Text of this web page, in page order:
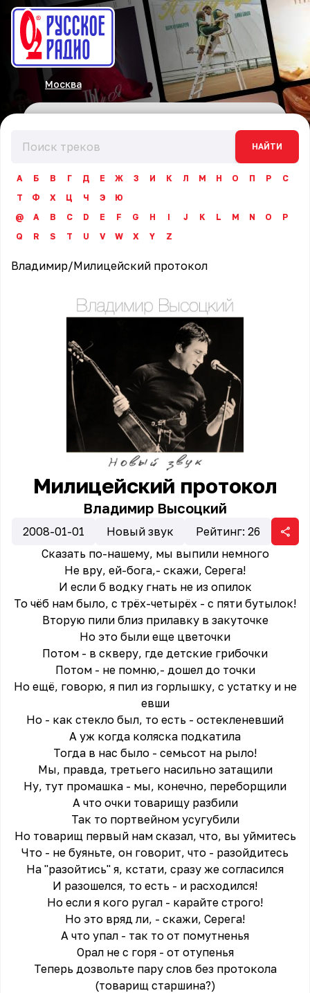
Москва
НАЙТИ
А Б В Г Д Е Ж З И К Л М Н О П Р
С
Т
Ф Х Ц Ч Э
Ю
@
A B C D E F G H I J K L M N O
P
Q
R S T U V W X Y Z
Владимир/Милицейский протокол
Милицейский протокол
Владимир Высоцкий
2008-01-01 Новый звук Рейтинг: 26
Сказать по-нашему, мы выпили немного
Не вру, ей-бога,- скажи, Серега!
И если б водку гнать не из опилок
То чёб нам было, с трёх-четырёх - с пяти бутылок!
Вторую пили близ прилавку в закуточке
Но это были еще цветочки
Потом - в скверу, где детские грибочки
Потом - не помню,- дошел до точки
Но ещё, говорю, я пил из горлышку, с устатку и не
евши
Но - как стекло был, то есть - остекленевший
А уж когда коляска подкатила
Тогда в нас было - семьсот на рыло!
Мы, правда, третьего насильно затащили
Ну, тут промашка - мы, конечно, переборщили
А что очки товарищу разбили
Так то портвейном усугубили
Но товарищ первый нам сказал, что, вы уймитесь
Что - не буяньте, он говорит, что - разойдитесь
На "разойтись" я, кстати, сразу же согласился
И разошелся, то есть - и расходился!
Но если я кого ругал - карайте строго!
Но это вряд ли, - скажи, Серега!
А что упал - так то от помутненья
Орал не с горя - от отупенья
Теперь дозвольте пару слов без протокола
(товарищ старшина?)